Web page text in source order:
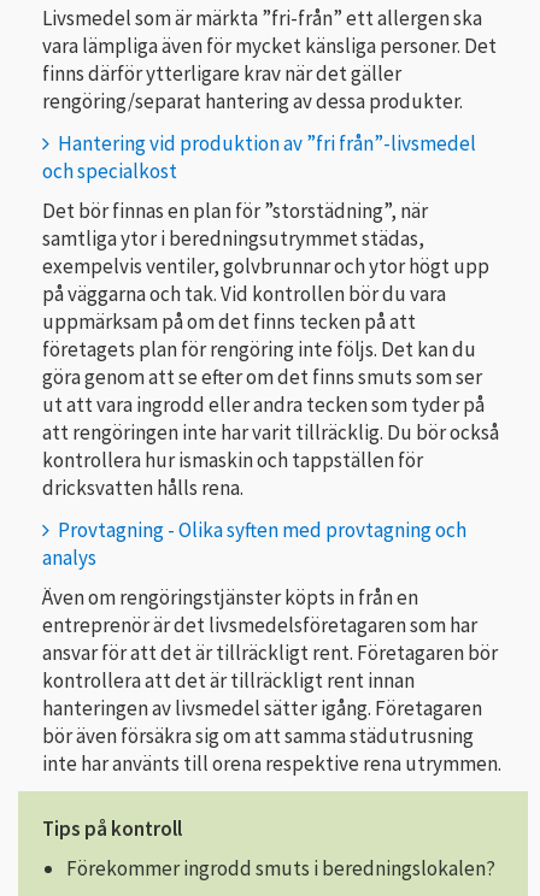
Livsmedel som är märkta ”fri-från” ett allergen ska
vara lämpliga även för mycket känsliga personer. Det
finns därför ytterligare krav när det gäller
rengöring/separat hantering av dessa produkter.
Hantering vid produktion av ”fri från”-livsmedel
och specialkost
Det bör finnas en plan för ”storstädning”, när
samtliga ytor i berednings­utrym­met städas,
exempelvis ventiler, golvbrunnar och ytor högt upp
på väggarna och tak. Vid kontrollen bör du vara
uppmärksam på om det finns tecken på att
företagets plan för rengöring inte följs. Det kan du
göra genom att se efter om det finns smuts som ser
ut att vara ingrodd eller andra tecken som tyder på
att rengöringen inte har varit tillräcklig. Du bör också
kontrollera hur ismaskin och tappställen för
dricksvatten hålls rena.
Provtagning - Olika syften med provtagning och
analys
Även om rengöringstjänster köpts in från en
entreprenör är det livsmedelsföretagaren som har
ansvar för att det är tillräckligt rent. Före­tagaren bör
kontrollera att det är tillräckligt rent innan
hanteringen av livsmedel sätter igång. Företagaren
bör även försäkra sig om att samma städutrusning
inte har använts till orena respektive rena utrymmen.
Tips på kontroll
Förekommer ingrodd smuts i beredningslokalen?